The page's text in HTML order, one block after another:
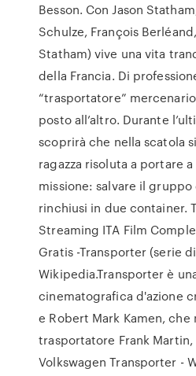
Besson. Con Jason
Schulze, François
Statham) vive una vita
della Francia. Di
“trasportatore”
posto all’altro. Durante
scoprirà che nella scatola
ragazza risoluta a portare
missione: salvare il
rinchiusi in due container.
Streaming ITA Film
Gratis -Transporter (serie
Wikipedia.Transporter è
cinematografica d'azione
e Robert Mark Kamen,
trasportatore Frank
Volkswagen Transporter -